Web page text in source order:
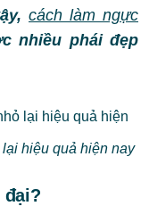
cách làm ngực
nhiều phái đẹp
hiệu quả hiện nay
đại?